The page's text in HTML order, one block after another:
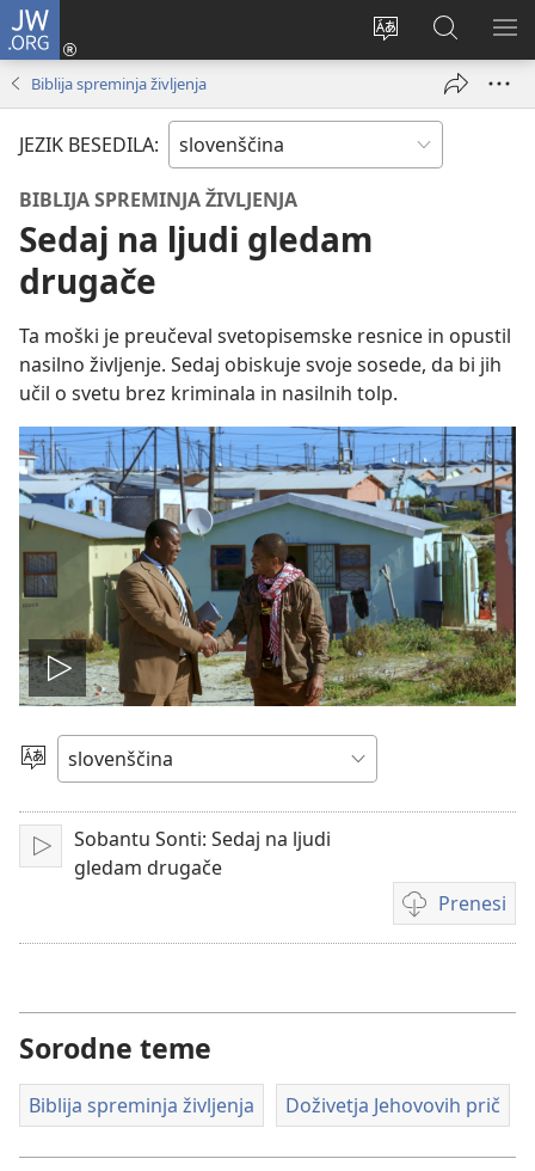
JW.ORG
Spremeni
spletnega
mesta
Prijava
(odpre
Iskanje
po
JW.ORG
Biblija spreminja življenja
JEZIK BESEDILA:
BIBLIJA SPREMINJA ŽIVLJENJA
Sedaj na ljudi gledam
drugače
Ta moški je preučeval svetopisemske resnice in opustil
nasilno življenje. Sedaj obiskuje svoje sosede, da bi jih
učil o svetu brez kriminala in nasilnih tolp.
Predvajaj
videoposnetek
Izberite
jezik
Predvajaj
Sobantu Sonti: Sedaj na ljudi
gledam drugače
Prenesi
Možnosti
prenosa
Sorodne teme
Biblija spreminja življenja Doživetja Jehovovih prič